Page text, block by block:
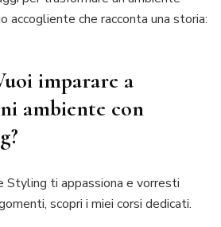
accogliente che racconta una storia:
imparare a
ambiente con
Styling ti appassiona e vorresti
scopri i miei corsi dedicati.